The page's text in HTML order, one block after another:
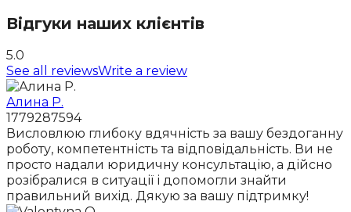
Відгуки наших клієнтів
5.0
See all reviewsWrite a review
Алина Р.
1779287594
Висловлюю глибоку вдячність за вашу бездоганну
роботу, компетентність та відповідальність. Ви не
просто надали юридичну консультацію, а дійсно
розібралися в ситуації і допомогли знайти
правильний вихід. Дякую за вашу підтримку!